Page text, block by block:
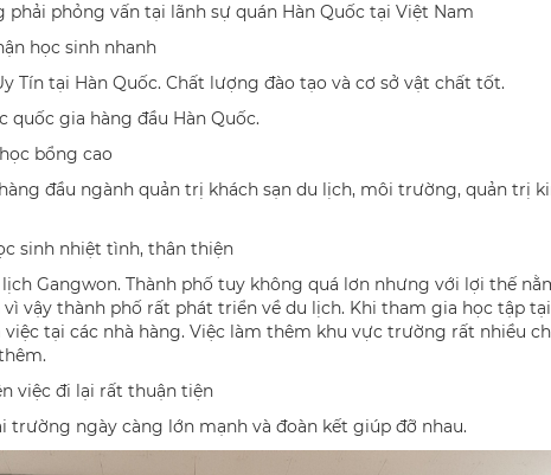
phải phỏng vấn tại lãnh sự quán Hàn Quốc tại Việt Nam
học sinh nhanh
Tín tại Hàn Quốc. Chất lượng đào tạo và cơ sở vật chất tốt.
gia hàng đầu Hàn Quốc.
bổng cao
đầu ngành quản trị khách sạn du lịch, môi trường, quản trị
sinh nhiệt tình, thân thiện
Gangwon. Thành phố tuy không quá lơn nhưng với lợi thế
vì vậy thành phố rất phát triển về du lịch. Khi tham gia học tập
tại các nhà hàng. Việc làm thêm khu vực trường rất nhiều
việc đi lại rất thuận tiện
trường ngày càng lớn mạnh và đoàn kết giúp đỡ nhau.